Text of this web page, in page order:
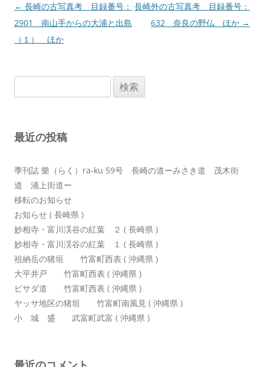
投
稿
ナ
ン
← 長崎の古写真考 目録番号：
2901 南山手からの大浦と出島
（１） ほか
長崎外の古写真考 目録番号：
632 奈良の野仏 ほか →
索:
最近の投稿
季刊誌 樂（らく）ra-ku 59号 長崎の道ーみさき道 茂木街
道 浦上街道ー
移転のお知らせ
お知らせ ( 長崎県 )
妙相寺・富川渓谷の紅葉 ２ ( 長崎県 )
妙相寺・富川渓谷の紅葉 １ ( 長崎県 )
祖納岳の猪垣 竹富町西表 ( 沖縄県 )
大平井戸 竹富町西表 ( 沖縄県 )
ピサダ道 竹富町西表 ( 沖縄県 )
ヤッサ地区の猪垣 竹富町南風見 ( 沖縄県 )
小 城 盛 武富町武富 ( 沖縄県 )